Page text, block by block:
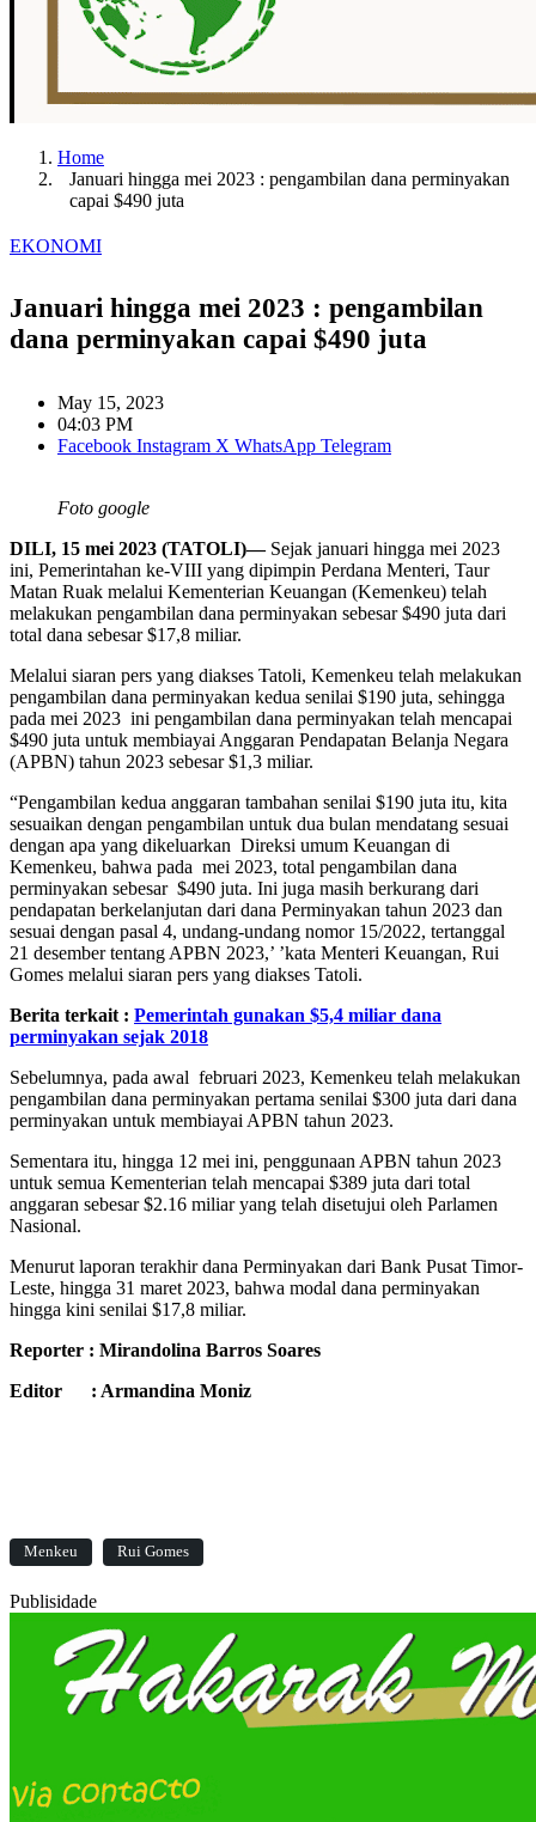
Home
Januari hingga mei 2023 : pengambilan dana perminyakan
capai $490 juta
EKONOMI
Januari hingga mei 2023 : pengambilan
dana perminyakan capai $490 juta
May 15, 2023
04:03 PM
Facebook Instagram X WhatsApp Telegram
Foto google
DILI, 15 mei 2023 (TATOLI)— Sejak januari hingga mei 2023
ini, Pemerintahan ke-VIII yang dipimpin Perdana Menteri, Taur
Matan Ruak melalui Kementerian Keuangan (Kemenkeu) telah
melakukan pengambilan dana perminyakan sebesar $490 juta dari
total dana sebesar $17,8 miliar.
Melalui siaran pers yang diakses Tatoli, Kemenkeu telah melakukan
pengambilan dana perminyakan kedua senilai $190 juta, sehingga
pada mei 2023 ini pengambilan dana perminyakan telah mencapai
$490 juta untuk membiayai Anggaran Pendapatan Belanja Negara
(APBN) tahun 2023 sebesar $1,3 miliar.
“Pengambilan kedua anggaran tambahan senilai $190 juta itu, kita
sesuaikan dengan pengambilan untuk dua bulan mendatang sesuai
dengan apa yang dikeluarkan Direksi umum Keuangan di
Kemenkeu, bahwa pada mei 2023, total pengambilan dana
perminyakan sebesar $490 juta. Ini juga masih berkurang dari
pendapatan berkelanjutan dari dana Perminyakan tahun 2023 dan
sesuai dengan pasal 4, undang-undang nomor 15/2022, tertanggal
21 desember tentang APBN 2023,’ ’kata Menteri Keuangan, Rui
Gomes melalui siaran pers yang diakses Tatoli.
Berita terkait : Pemerintah gunakan $5,4 miliar dana
perminyakan sejak 2018
Sebelumnya, pada awal februari 2023, Kemenkeu telah melakukan
pengambilan dana perminyakan pertama senilai $300 juta dari dana
perminyakan untuk membiayai APBN tahun 2023.
Sementara itu, hingga 12 mei ini, penggunaan APBN tahun 2023
untuk semua Kementerian telah mencapai $389 juta dari total
anggaran sebesar $2.16 miliar yang telah disetujui oleh Parlamen
Nasional.
Menurut laporan terakhir dana Perminyakan dari Bank Pusat Timor-
Leste, hingga 31 maret 2023, bahwa modal dana perminyakan
hingga kini senilai $17,8 miliar.
Reporter : Mirandolina Barros Soares
Editor : Armandina Moniz
Menkeu Rui Gomes
Publisidade